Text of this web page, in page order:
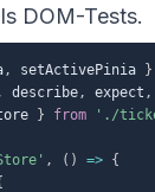
DOM-Tests.
, setActivePinia }
describe, expect ,
} from './
, ( ) => {